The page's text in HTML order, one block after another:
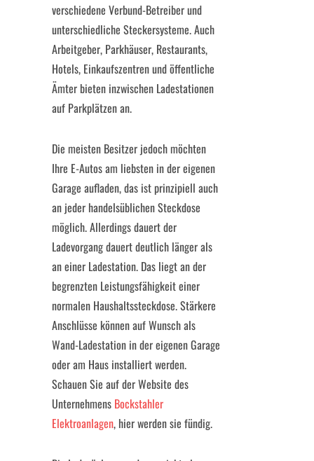
verschiedene Verbund-Betreiber und
unterschiedliche Steckersysteme. Auch
Arbeitgeber, Parkhäuser, Restaurants,
Hotels, Einkaufszentren und öffentliche
Ämter bieten inzwischen Ladestationen
auf Parkplätzen an.
Die meisten Besitzer jedoch möchten
Ihre E-Autos am liebsten in der eigenen
Garage aufladen, das ist prinzipiell auch
an jeder handelsüblichen Steckdose
möglich. Allerdings dauert der
Ladevorgang dauert deutlich länger als
an einer Ladestation. Das liegt an der
begrenzten Leistungsfähigkeit einer
normalen Haushaltssteckdose. Stärkere
Anschlüsse können auf Wunsch als
Wand-Ladestation in der eigenen Garage
oder am Haus installiert werden.
Schauen Sie auf der Website des
Unternehmens Bockstahler
Elektroanlagen, hier werden sie fündig.